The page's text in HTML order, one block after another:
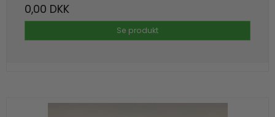
0,00 DKK
Se produkt